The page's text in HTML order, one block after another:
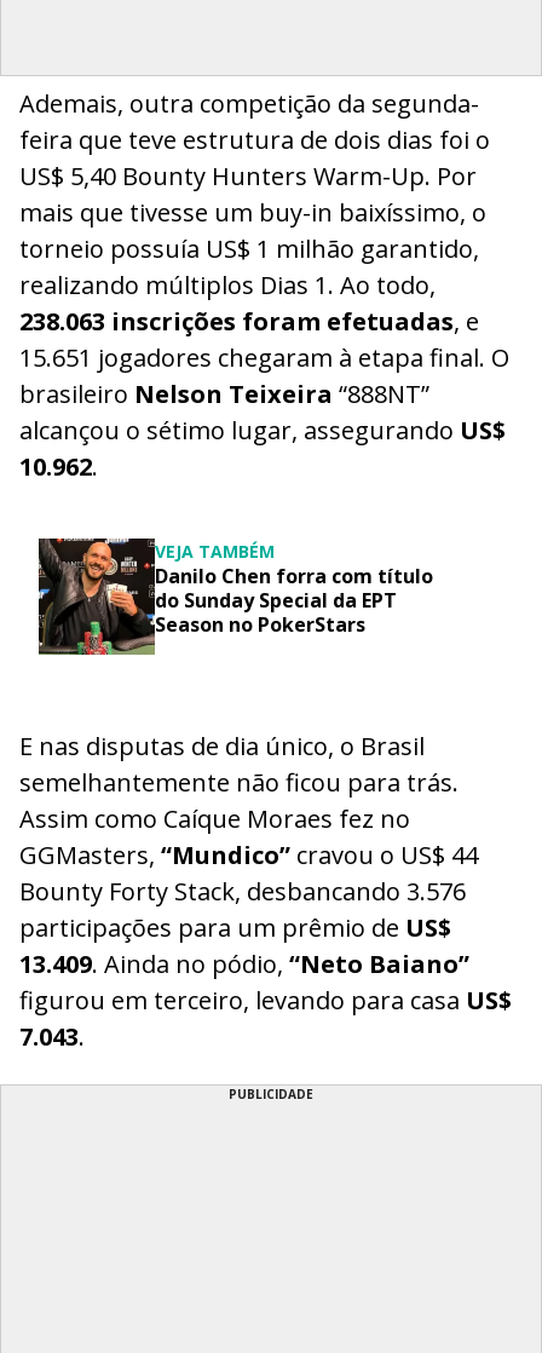
Ademais, outra competição da segunda-
feira que teve estrutura de dois dias foi o
US$ 5,40 Bounty Hunters Warm-Up. Por
mais que tivesse um buy-in baixíssimo, o
torneio possuía US$ 1 milhão garantido,
realizando múltiplos Dias 1. Ao todo,
238.063 inscrições foram efetuadas, e
15.651 jogadores chegaram à etapa final. O
brasileiro Nelson Teixeira “888NT”
alcançou o sétimo lugar, assegurando US$
10.962.
VEJA TAMBÉM
Danilo Chen forra com título
do Sunday Special da EPT
Season no PokerStars
E nas disputas de dia único, o Brasil
semelhantemente não ficou para trás.
Assim como Caíque Moraes fez no
GGMasters, “Mundico” cravou o US$ 44
Bounty Forty Stack, desbancando 3.576
participações para um prêmio de US$
13.409. Ainda no pódio, “Neto Baiano”
figurou em terceiro, levando para casa US$
7.043.
PUBLICIDADE